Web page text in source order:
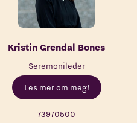
Kristin Grendal Bones
Seremonileder
Les mer om meg!
73970500